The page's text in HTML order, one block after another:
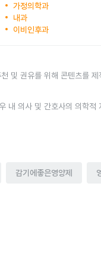
가정의학과
내과
이비인후과
및 권유를 위해 콘텐츠를
내 의사 및 간호사의 의학적
감기에좋은영양제